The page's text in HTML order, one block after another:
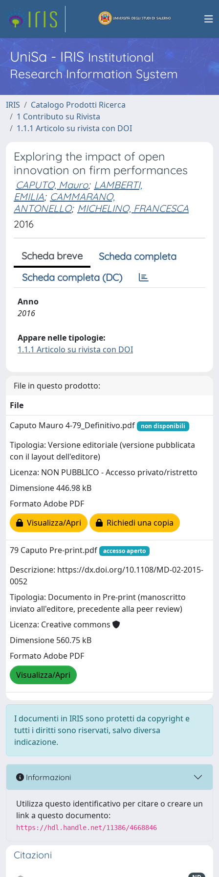
UniSa - IRISInstitutional
Research Information System
IRIS
Catalogo Prodotti Ricerca
1 Contributo su Rivista
1.1.1 Articolo su rivista con DOI
Exploring the impact of open
innovation on firm performances
CAPUTO, Mauro; LAMBERTI,
EMILIA; CAMMARANO,
ANTONELLO; MICHELINO, FRANCESCA
2016
Scheda breve
Scheda completa
Scheda completa (DC)
Anno
2016
Appare nelle tipologie:
1.1.1 Articolo su rivista con DOI
File in questo prodotto:
File
Caputo Mauro 4-79_Definitivo.pdf
non disponibili
Tipologia: Versione editoriale (versione pubblicata
con il layout dell'editore)
Licenza: NON PUBBLICO - Accesso privato/ristretto
Dimensione 446.98 kB
Formato Adobe PDF
Visualizza/Apri
Richiedi una copia
79 Caputo Pre-print.pdf accesso aperto
Descrizione: https://dx.doi.org/10.1108/MD-02-2015-
0052
Tipologia: Documento in Pre-print (manoscritto
inviato all'editore, precedente alla peer review)
Licenza: Creative commons
Dimensione 560.75 kB
Formato Adobe PDF
Visualizza/Apri
I documenti in IRIS sono protetti da copyright e
tutti i diritti sono riservati, salvo diversa
indicazione.
Informazioni
Utilizza questo identificativo per citare o creare un
link a questo documento:
https://hdl.handle.net/11386/4668846
Citazioni